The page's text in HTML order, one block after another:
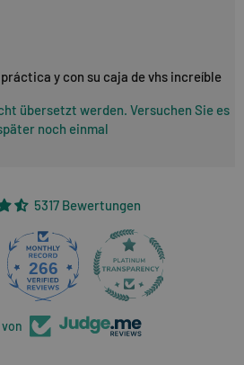
y con su caja de vhs increíble
übersetzt werden. Versuchen Sie es
noch einmal
5317 Bewertungen
266